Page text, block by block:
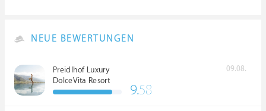
NEUE BEWERTUNGEN
Preidlhof Luxury
DolceVita Resort
*****
09.08.
9.58